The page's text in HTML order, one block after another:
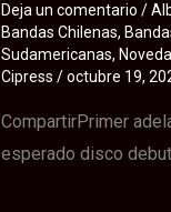
Deja un comentario /
Bandas Chilenas,
Sudamericanas,
Cipress/octubre 19,
CompartirPrimer
esperado disco